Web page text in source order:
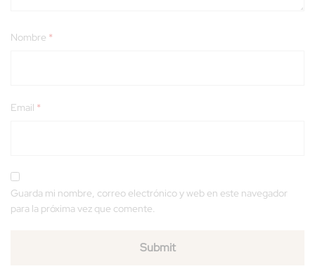
Nombre *
Email *
Guarda mi nombre, correo electrónico y web en este navegador
para la próxima vez que comente.